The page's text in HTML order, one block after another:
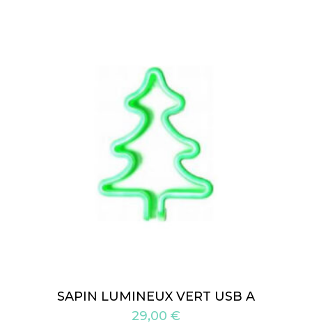
SAPIN LUMINEUX VERT USB A
29,00 €